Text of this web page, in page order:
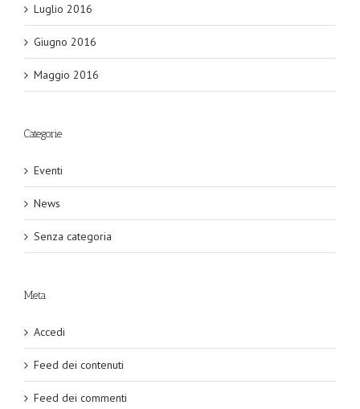
Luglio 2016
Giugno 2016
Maggio 2016
Categorie
Eventi
News
Senza categoria
Meta
Accedi
Feed dei contenuti
Feed dei commenti